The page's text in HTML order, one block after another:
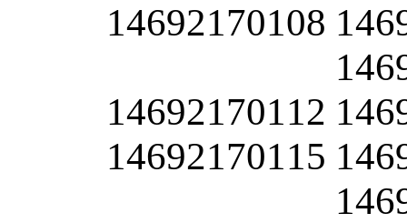
14692170108
14692170112
14692170115